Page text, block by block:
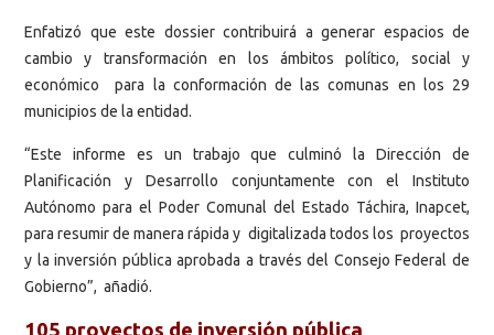
Enfatizó que este dossier contribuirá a generar espacios de
cambio y transformación en los ámbitos político, social y
económico para la conformación de las comunas en los 29
municipios de la entidad.
“Este informe es un trabajo que culminó la Dirección de
Planificación y Desarrollo conjuntamente con el Instituto
Autónomo para el Poder Comunal del Estado Táchira, Inapcet,
para resumir de manera rápida y digitalizada todos los proyectos
y la inversión pública aprobada a través del Consejo Federal de
Gobierno”, añadió.
105 proyectos de inversión pública